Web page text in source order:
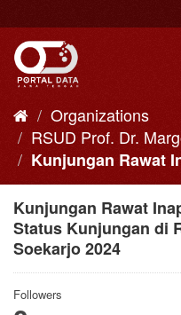
to
content
Organizations
RSUD Prof. Dr.
Kunjungan Rawat
Kunjungan Rawat
Status Kunjungan di
Soekarjo 2024
Followers